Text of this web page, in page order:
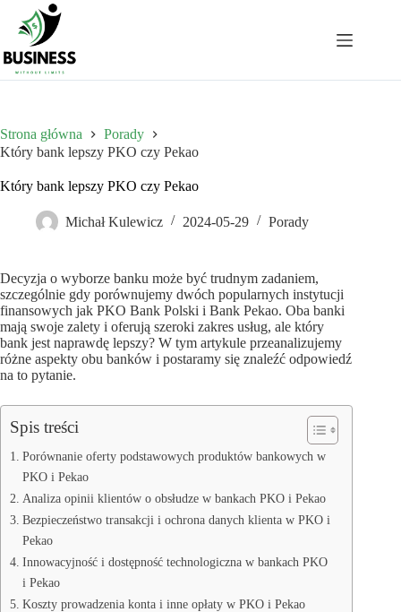
Przejdź
treści
Strona główna
Porady
Który bank lepszy PKO czy Pekao
Który bank lepszy PKO czy Pekao
Michał Kulewicz 2024-05-29 Porady
Decyzja o wyborze banku może być trudnym zadaniem,
szczególnie gdy porównujemy dwóch popularnych instytucji
finansowych jak PKO Bank Polski i Bank Pekao. Oba banki
mają swoje zalety i oferują szeroki zakres usług, ale który
bank jest naprawdę lepszy? W tym artykule przeanalizujemy
różne aspekty obu banków i postaramy się znaleźć odpowiedź
na to pytanie.
Spis treści
Porównanie oferty podstawowych produktów bankowych w
PKO i Pekao
Analiza opinii klientów o obsłudze w bankach PKO i Pekao
Bezpieczeństwo transakcji i ochrona danych klienta w PKO i
Pekao
Innowacyjność i dostępność technologiczna w bankach PKO
i Pekao
Koszty prowadzenia konta i inne opłaty w PKO i Pekao